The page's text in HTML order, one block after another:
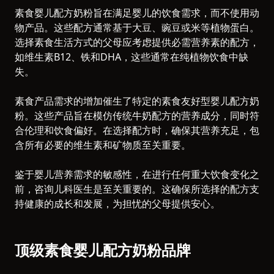
素食婴儿配方奶粉旨在满足婴儿的饮食需求，而不使用动
物产品。这些配方通常基于大豆、豌豆或米等植物蛋白。
选择素食生活方式的父母应考虑提供必需营养素的配方，
如维生素B12、铁和DHA，这些通常在纯植物饮食中缺
失。
素食产品需求的增加催生了特定的素食友好型婴儿配方奶
粉。这些产品旨在模仿传统牛奶配方的营养成分，同时符
合伦理和饮食偏好。在选择配方时，确保其营养充足，包
含所有必要的维生素和矿物质至关重要。
鉴于婴儿营养需求的敏感性，在进行任何重大饮食变化之
前，咨询儿科医生是至关重要的。这确保所选择的配方支
持健康的成长和发展，为担忧的父母提供安心。
顶级素食婴儿配方奶粉品牌